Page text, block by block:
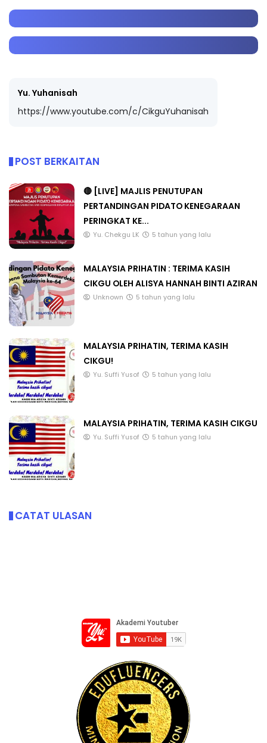
Yu. Yuhanisah
https://www.youtube.com/c/CikguYuhanisah
POST BERKAITAN
🔴 [LIVE] MAJLIS PENUTUPAN
PERTANDINGAN PIDATO KENEGARAAN
PERINGKAT KE...
Yu. Chekgu LK 5 tahun yang lalu
MALAYSIA PRIHATIN : TERIMA KASIH
CIKGU OLEH ALISYA HANNAH BINTI AZIRAN
Unknown 5 tahun yang lalu
MALAYSIA PRIHATIN, TERIMA KASIH
CIKGU!
Yu. Suffi Yusof 5 tahun yang lalu
MALAYSIA PRIHATIN, TERIMA KASIH CIKGU
Yu. Suffi Yusof 5 tahun yang lalu
CATAT ULASAN